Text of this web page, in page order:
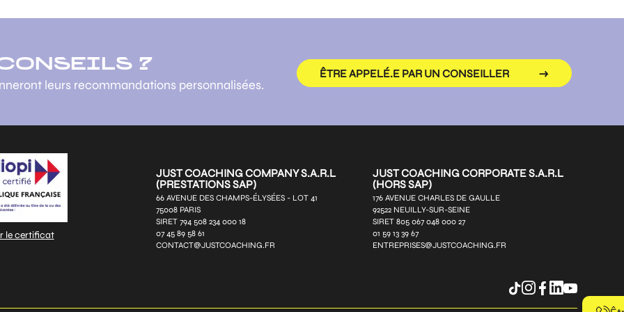
?
leurs recommandations personnalisées.
ÊTRE APPELÉ.E PAR UN CONSEILLER
le certificat
JUST COACHING COMPANY S.A.R.L
(PRESTATIONS SAP)
66 AVENUE DES CHAMPS-ÉLYSÉES - LOT 41
75008 PARIS
SIRET 794 508 234 000 18
07 45 89 58 61
CONTACT@JUSTCOACHING.FR
JUST COACHING CORPORATE S.A.R.L
(HORS SAP)
176 AVENUE CHARLES DE GAULLE
92522 NEUILLY-SUR-SEINE
SIRET 805 067 048 000 27
01 59 13 39 67
ENTREPRISES@JUSTCOACHING.FR